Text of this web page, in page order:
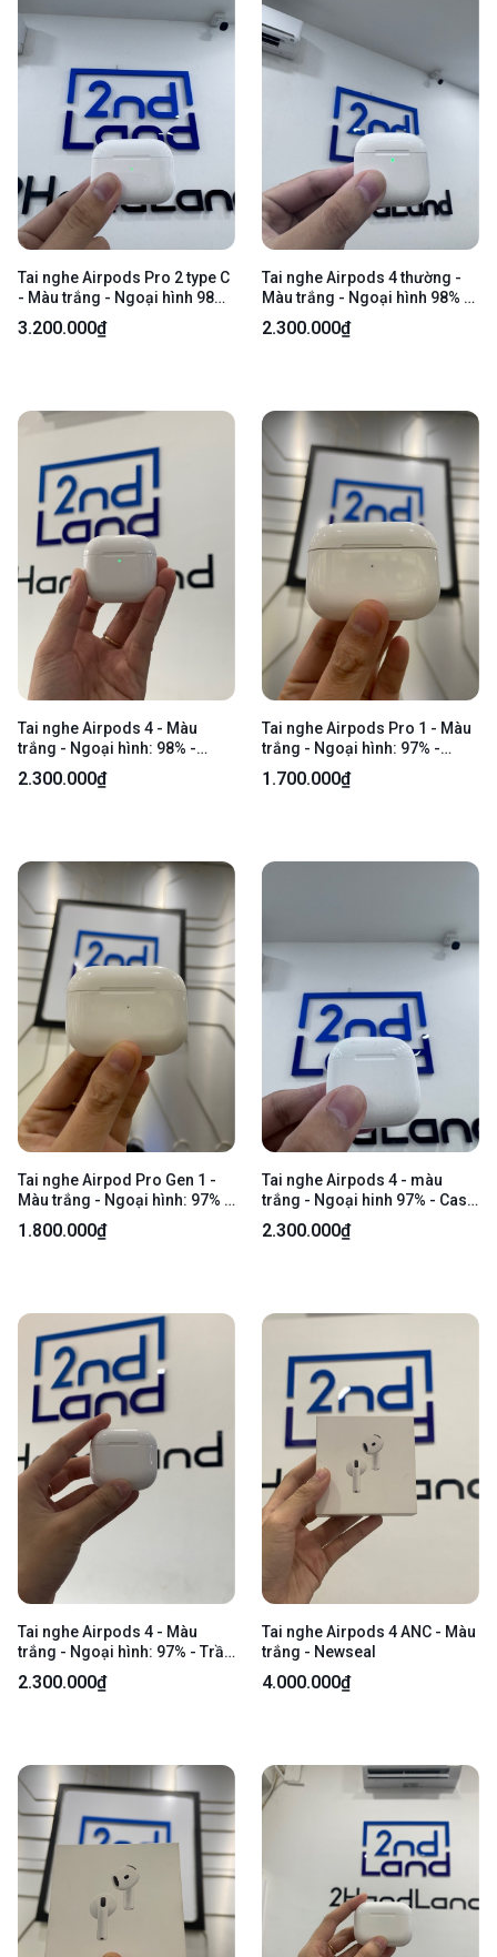
Tai nghe Airpods Pro 2 type C
- Màu trắng - Ngoại hình 98%
- Fullbox kèm sạc linh kiện
3.200.000₫
Tai nghe Airpods 4 thường -
Màu trắng - Ngoại hình 98% -
Kèm sạc linh kiện - Có hoá
đơn điện tử TGDD, còn bảo
2.300.000₫
Tai nghe Airpods 4 - Màu
trắng - Ngoại hình: 98% -
Fullbox
2.300.000₫
Tai nghe Airpods Pro 1 - Màu
trắng - Ngoại hình: 97% -
Xước, hở nắp - Body
1.700.000₫
Tai nghe Airpod Pro Gen 1 -
Màu trắng - Ngoại hình: 97% -
Mất tìm, xước Thân - Body
1.800.000₫
Tai nghe Airpods 4 - màu
trắng - Ngoại hinh 97% - Case
trầy nhiều, tai trái trầy - body
2.300.000₫
Tai nghe Airpods 4 - Màu
trắng - Ngoại hình: 97% - Trầy
body - Body
2.300.000₫
Tai nghe Airpods 4 ANC - Màu
trắng - Newseal
4.000.000₫